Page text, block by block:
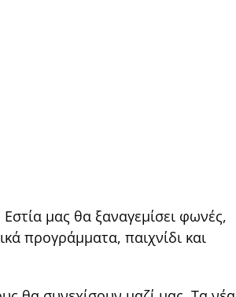
μας θα ξαναγεμίσει φωνές,
προγράμματα, παιχνίδι και